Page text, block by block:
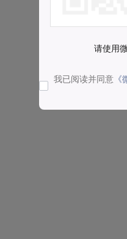
请使用
我已阅读并同意